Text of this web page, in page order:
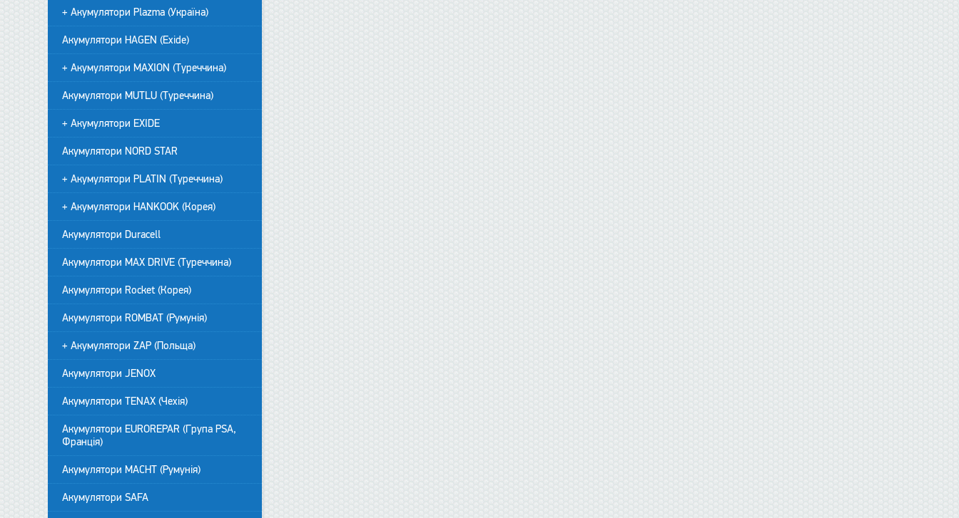
+ Акумулятори Plazma (Україна)
Акумулятори HAGEN (Exide)
+ Акумулятори MAXION (Туреччина)
Акумулятори MUTLU (Туреччина)
+ Акумулятори EXIDE
Акумулятори NORD STAR
+ Акумулятори PLATIN (Туреччина)
+ Акумулятори HANKOOK (Корея)
Акумулятори Duracell
Акумулятори MAX DRIVE (Туреччина)
Акумулятори Rocket (Корея)
Акумулятори ROMBAT (Румунія)
+ Акумулятори ZAP (Польща)
Акумулятори JENOX
Акумулятори TENAX (Чехія)
Акумулятори EUROREPAR (Група PSA,
Франція)
Акумулятори MACHT (Румунія)
Акумулятори SAFA